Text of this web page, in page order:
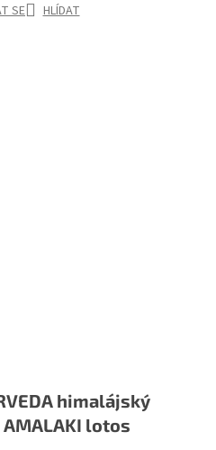
SE HLÍDAT
himalájský
lotos